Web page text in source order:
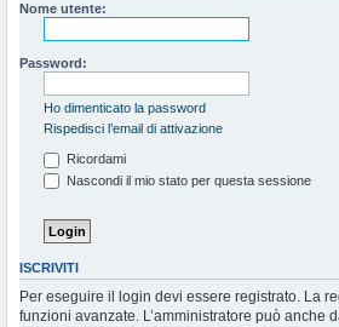
Nome utente:
Password:
Ho dimenticato la password
Rispedisci l’email di attivazione
Ricordami
Nascondi il mio stato per questa sessione
ISCRIVITI
Per eseguire il login devi essere registrato. La
funzioni avanzate. L’amministratore può